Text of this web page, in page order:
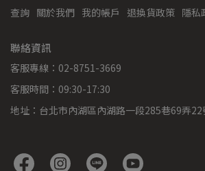
查詢 關於我們 我的帳戶 退換貨政策 隱私
聯絡資訊
客服專線：02-8751-3669
客服時間：09:30-17:30
地址：台北市內湖區內湖路一段285巷69弄22